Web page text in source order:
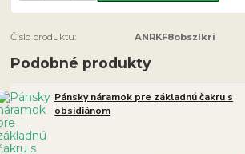
Číslo produktu: ANRKF8obszlkri
Podobné produkty
Pánsky náramok pre základnú čakru s
obsidiánom